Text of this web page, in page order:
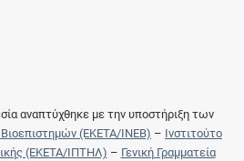
αναπτύχθηκε με την υποστήριξη των
(ΕΚΕΤΑ/ΙΝΕΒ) – Ινστιτούτο
(ΕΚΕΤΑ/ΙΠΤΗΛ) – Γενική Γραμματεία